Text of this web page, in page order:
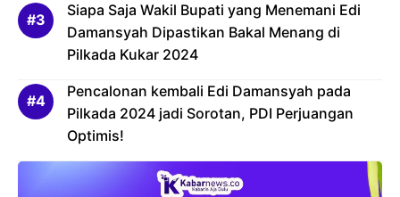
Siapa Saja Wakil Bupati yang Menemani Edi
Damansyah Dipastikan Bakal Menang di
Pilkada Kukar 2024
Pencalonan kembali Edi Damansyah pada
Pilkada 2024 jadi Sorotan, PDI Perjuangan
Optimis!